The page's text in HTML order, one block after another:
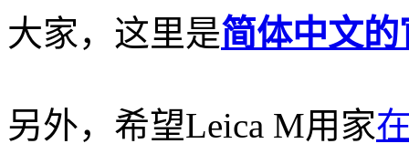
大家，这里是简体中文
另外，希望Leica M用家